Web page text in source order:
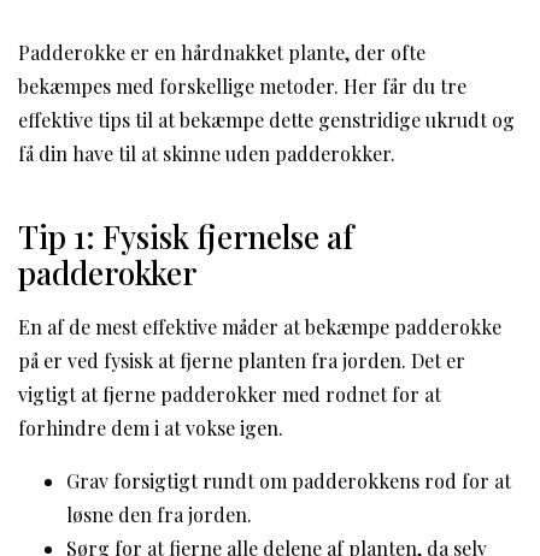
Padderokke er en hårdnakket plante, der ofte
bekæmpes med forskellige metoder. Her får du tre
effektive tips til at bekæmpe dette genstridige ukrudt og
få din have til at skinne uden padderokker.
Tip 1: Fysisk fjernelse af
padderokker
En af de mest effektive måder at bekæmpe padderokke
på er ved fysisk at fjerne planten fra jorden. Det er
vigtigt at fjerne padderokker med rodnet for at
forhindre dem i at vokse igen.
Grav forsigtigt rundt om padderokkens rod for at
løsne den fra jorden.
Sørg for at fjerne alle delene af planten, da selv